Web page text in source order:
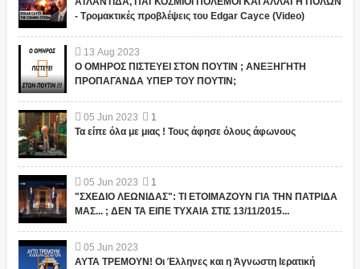
- Τρομακτικές προβλέψεις του Edgar Cayce (Video)
13 Aug 2023
Ο ΟΜΗΡΟΣ ΠΙΣΤΕΥΕΙ ΣΤΟΝ ΠΟΥΤΙΝ ; ΑΝΕΞΗΓΗΤΗ
ΠΡΟΠΑΓΑΝΔΑ ΥΠΕΡ ΤΟΥ ΠΟΥΤΙΝ;
05 Jun 2023
1
Τα είπε όλα με μιας ! Τους άφησε όλους άφωνους
05 Jun 2023
1
"ΣΧΕΔΙΟ ΛΕΩΝΙΔΑΣ": ΤΙ ΕΤΟΙΜΑΖΟΥΝ ΓΙΑ ΤΗΝ ΠΑΤΡΙΔΑ
ΜΑΣ... ; ΔΕΝ ΤΑ ΕΙΠΕ ΤΥΧΑΙΑ ΣΤΙΣ 13/11/2015...
05 Jun 2023
ΑΥΤΑ ΤΡΕΜΟΥΝ! Οι Έλληνες και η Άγνωστη Ιερατική